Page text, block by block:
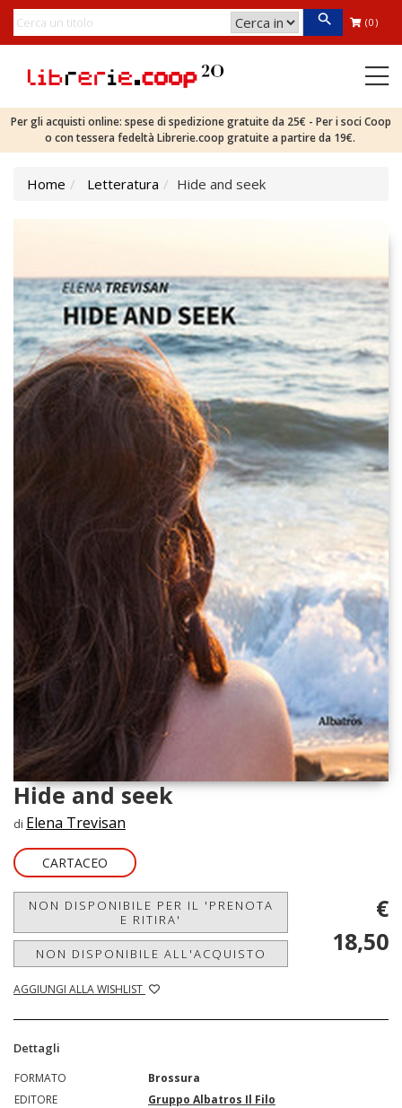
(0)
Per gli acquisti online: spese di spedizione gratuite da 25€ - Per i soci Coop
o con tessera fedeltà Librerie.coop gratuite a partire da 19€.
Home Letteratura Hide and seek
Hide and seek
di Elena Trevisan
CARTACEO
NON DISPONIBILE PER IL 'PRENOTA
E RITIRA'
NON DISPONIBILE ALL'ACQUISTO
AGGIUNGI ALLA WISHLIST
€
18,50
Dettagli
FORMATO
Brossura
EDITORE
Gruppo Albatros Il Filo